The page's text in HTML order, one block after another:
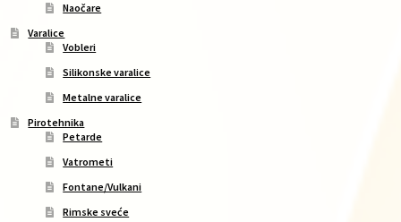
Naočare
Varalice
Vobleri
Silikonske varalice
Metalne varalice
Pirotehnika
Petarde
Vatrometi
Fontane/Vulkani
Rimske sveće